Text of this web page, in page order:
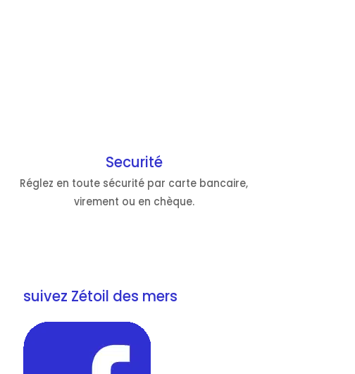
Securité
Réglez en toute sécurité par carte bancaire,
virement ou en chèque.
suivez Zétoil des mers